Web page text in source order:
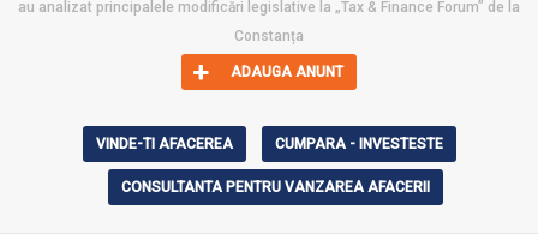
au analizat principalele modificări legislative la „Tax & Finance Forum” de la
Constanța
ADAUGA ANUNT
VINDE-TI AFACEREA CUMPARA - INVESTESTE
CONSULTANTA PENTRU VANZAREA AFACERII